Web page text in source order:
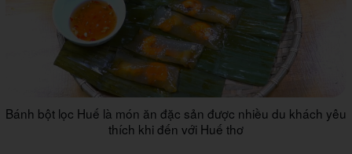
Bánh bột lọc Huế là món ăn đặc sản được nhiều du khách yêu
thích khi đến với Huế thơ